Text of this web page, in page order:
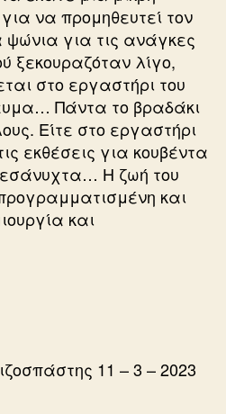
να προμηθευτεί τον
ψώνια για τις ανάγκες
ξεκουραζόταν λίγο,
στο εργαστήρι του
Πάντα το βραδάκι
Είτε στο εργαστήρι
εκθέσεις για κουβέντα
Η ζωή του
και
και
11 – 3 – 2023